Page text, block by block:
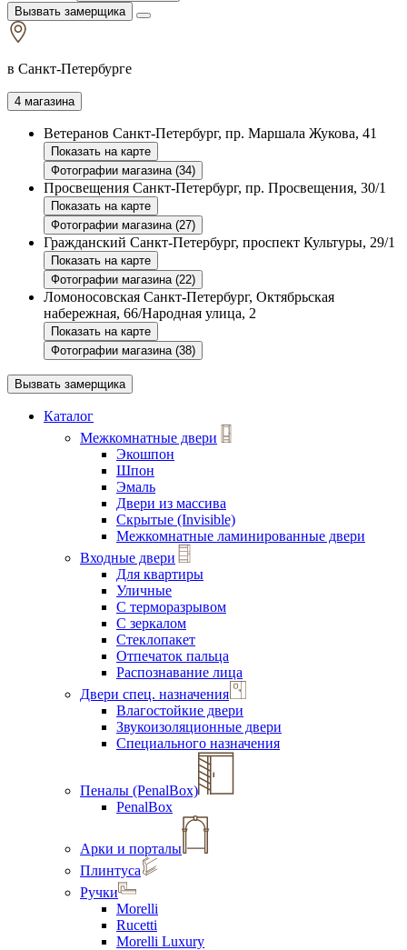
Вызвать замерщика
в Санкт-Петербурге
4 магазина
Ветеранов Санкт-Петербург, пр. Маршала Жукова, 41
Показать на карте
Фотографии магазина (34)
Просвещения Санкт-Петербург, пр. Просвещения, 30/1
Показать на карте
Фотографии магазина (27)
Гражданский Санкт-Петербург, проспект Культуры, 29/1
Показать на карте
Фотографии магазина (22)
Ломоносовская Санкт-Петербург, Октябрьская
набережная, 66/Народная улица, 2
Показать на карте
Фотографии магазина (38)
Вызвать замерщика
Каталог
Межкомнатные двери
Экошпон
Шпон
Эмаль
Двери из массива
Скрытые (Invisible)
Межкомнатные ламинированные двери
Входные двери
Для квартиры
Уличные
С терморазрывом
С зеркалом
Стеклопакет
Отпечаток пальца
Распознавание лица
Двери спец. назначения
Влагостойкие двери
Звукоизоляционные двери
Специального назначения
Пеналы (PenalBox)
PenalBox
Арки и порталы
Плинтуса
Ручки
Morelli
Rucetti
Morelli Luxury